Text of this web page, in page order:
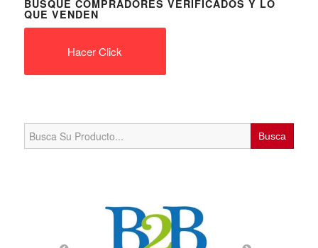
BUSQUE COMPRADORES VERIFICADOS Y LO
QUE VENDEN
Hacer Click
Search
for: